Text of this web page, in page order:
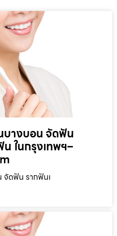
บางบอน จัดฟัน
ในกรุงเทพฯ–
จัดฟัน รากฟันเ